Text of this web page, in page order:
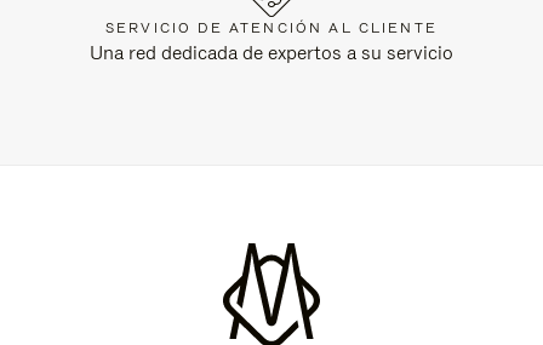
SERVICIO DE ATENCIÓN AL CLIENTE
Una red dedicada de expertos a su servicio